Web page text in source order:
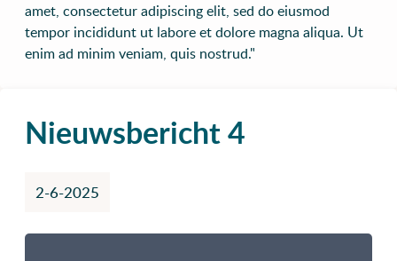
amet, consectetur adipiscing elit, sed do eiusmod
tempor incididunt ut labore et dolore magna aliqua. Ut
enim ad minim veniam, quis nostrud."
Nieuwsbericht 4
2-6-2025